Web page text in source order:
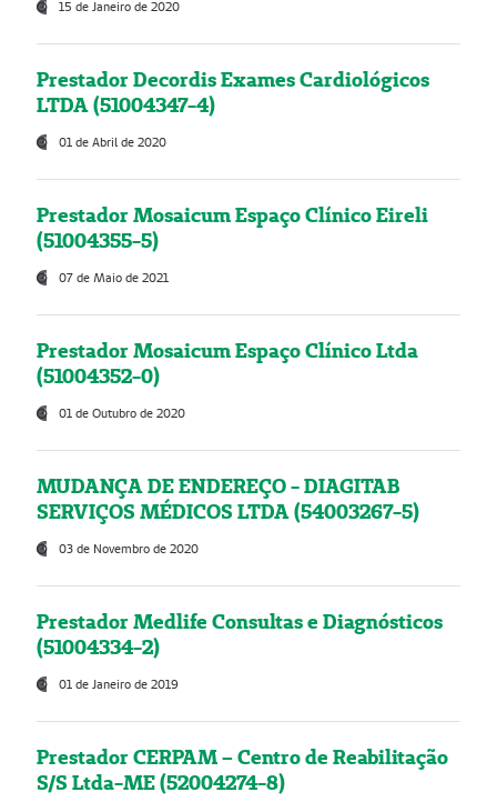
15 de Janeiro de 2020
Prestador Decordis Exames Cardiológicos
LTDA (51004347-4)
01 de Abril de 2020
Prestador Mosaicum Espaço Clínico Eireli
(51004355-5)
07 de Maio de 2021
Prestador Mosaicum Espaço Clínico Ltda
(51004352-0)
01 de Outubro de 2020
MUDANÇA DE ENDEREÇO - DIAGITAB
SERVIÇOS MÉDICOS LTDA (54003267-5)
03 de Novembro de 2020
Prestador Medlife Consultas e Diagnósticos
(51004334-2)
01 de Janeiro de 2019
Prestador CERPAM – Centro de Reabilitação
S/S Ltda-ME (52004274-8)